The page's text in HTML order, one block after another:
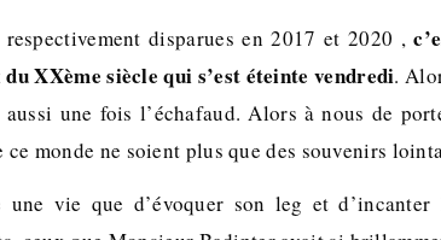
respectivement disparues en 2017 et 2020 ,
XXème siècle qui s’est éteinte vendredi.
une fois l’échafaud. Alors à nous de
monde ne soient plus que des souvenirs
vie que d’évoquer son leg et d’incanter